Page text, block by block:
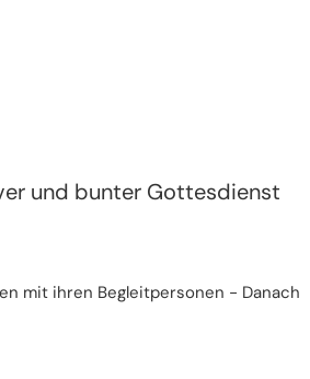
und bunter Gottesdienst
mit ihren Begleitpersonen - Danach